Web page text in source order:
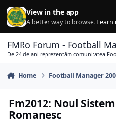
Skip to content
View in the app
A better way to browse. Learn
FMRo Forum - Football
De 24 de ani reprezentăm comunitatea
Home Football Manager
Fm2012: Noul
Romanesc